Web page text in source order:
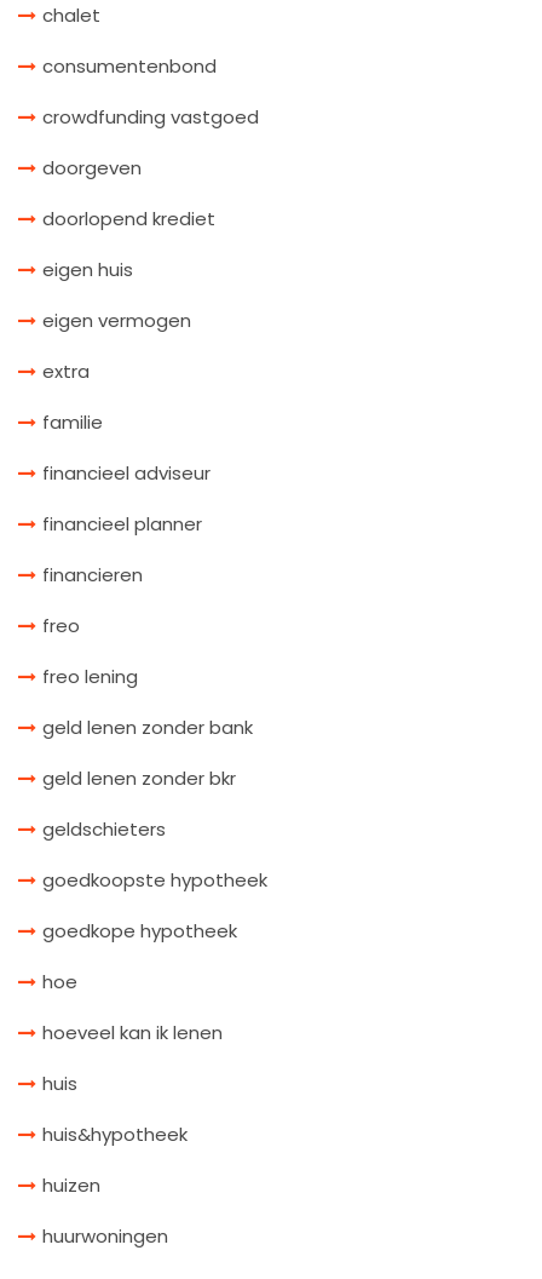
chalet
consumentenbond
crowdfunding vastgoed
doorgeven
doorlopend krediet
eigen huis
eigen vermogen
extra
familie
financieel adviseur
financieel planner
financieren
freo
freo lening
geld lenen zonder bank
geld lenen zonder bkr
geldschieters
goedkoopste hypotheek
goedkope hypotheek
hoe
hoeveel kan ik lenen
huis
huis&hypotheek
huizen
huurwoningen